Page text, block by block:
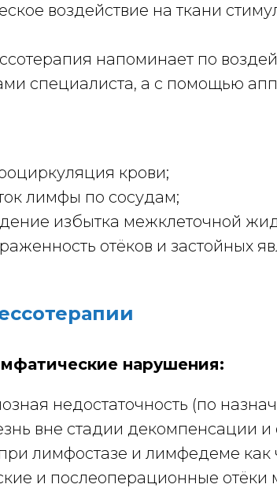
воздействие на ткани
напоминает по
специалиста, а с помощью
крови;
лимфы по сосудам;
избытка межклеточной
отёков и застойных
нарушения:
недостаточность (по
вне стадии декомпенсации
лимфостазе и лимфедеме как
и послеоперационные отёки